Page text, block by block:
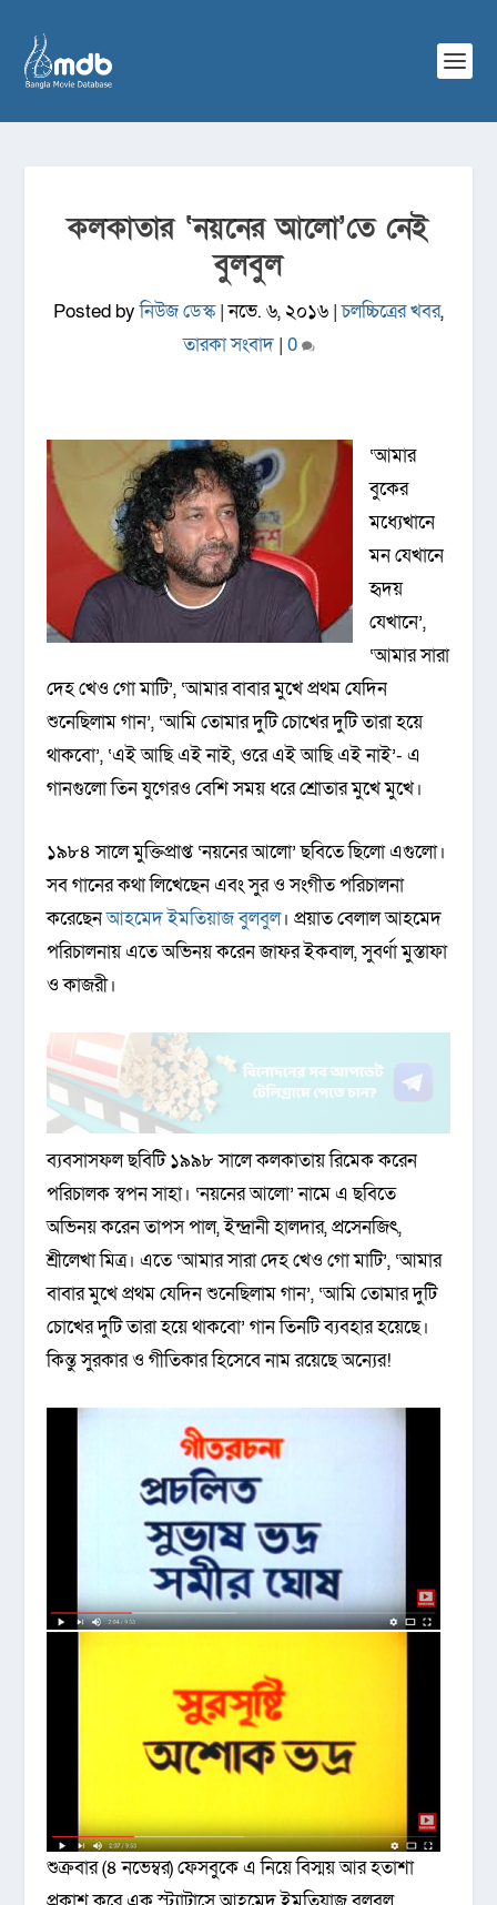
কলকাতার ‘নয়নের আলো’তে নেই
বুলবুল
Posted byনিউজ ডেস্ক|নভে. ৬, ২০১৬ |চলচ্চিত্রের খবর,
তারকা সংবাদ| 0
‘আমার
বুকের
মধ্যেখানে
মন যেখানে
হৃদয়
যেখানে’,
‘আমার সারা
দেহ খেও গো মাটি’, ‘আমার বাবার মুখে প্রথম যেদিন
শুনেছিলাম গান’, ‘আমি তোমার দুটি চোখের দুটি তারা হয়ে
থাকবো’, ‘এই আছি এই নাই, ওরে এই আছি এই নাই’- এ
গানগুলো তিন যুগেরও বেশি সময় ধরে শ্রোতার মুখে মুখে।
১৯৮৪ সালে মুক্তিপ্রাপ্ত ‘নয়নের আলো’ ছবিতে ছিলো এগুলো।
সব গানের কথা লিখেছেন এবং সুর ও সংগীত পরিচালনা
করেছেনআহমেদ ইমতিয়াজ বুলবুল। প্রয়াত বেলাল আহমেদ
পরিচালনায় এতে অভিনয় করেন জাফর ইকবাল, সুবর্ণা মুস্তাফা
ও কাজরী।
ব্যবসাসফল ছবিটি ১৯৯৮ সালে কলকাতায় রিমেক করেন
পরিচালক স্বপন সাহা। ‘নয়নের আলো’ নামে এ ছবিতে
অভিনয় করেন তাপস পাল, ইন্দ্রানী হালদার, প্রসেনজিৎ,
শ্রীলেখা মিত্র। এতে ‘আমার সারা দেহ খেও গো মাটি’, ‘আমার
বাবার মুখে প্রথম যেদিন শুনেছিলাম গান’, ‘আমি তোমার দুটি
চোখের দুটি তারা হয়ে থাকবো’ গান তিনটি ব্যবহার হয়েছে।
কিন্তু সুরকার ও গীতিকার হিসেবে নাম রয়েছে অন্যের!
শুক্রবার (৪ নভেম্বর) ফেসবুকে এ নিয়ে বিস্ময় আর হতাশা